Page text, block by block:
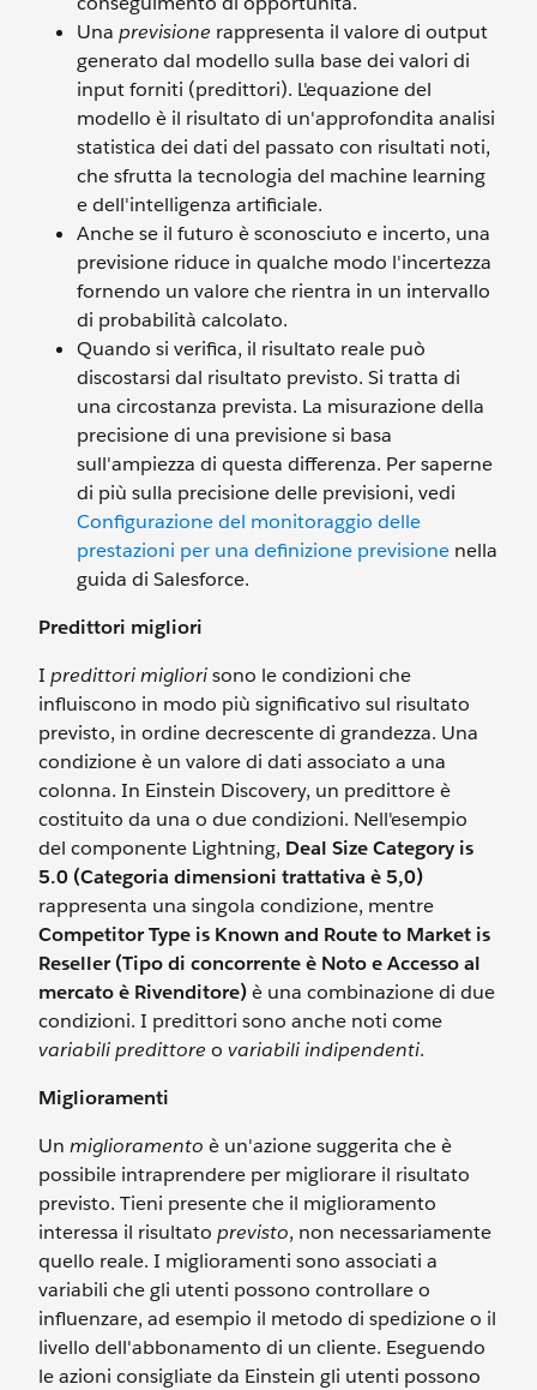
Una previsione rappresenta il valore di output
generato dal modello sulla base dei valori di
input forniti (predittori). L'equazione del
modello è il risultato di un'approfondita analisi
statistica dei dati del passato con risultati noti,
che sfrutta la tecnologia del machine learning
e dell'intelligenza artificiale.
Anche se il futuro è sconosciuto e incerto, una
previsione riduce in qualche modo l'incertezza
fornendo un valore che rientra in un intervallo
di probabilità calcolato.
Quando si verifica, il risultato reale può
discostarsi dal risultato previsto. Si tratta di
una circostanza prevista. La misurazione della
precisione di una previsione si basa
sull'ampiezza di questa differenza. Per saperne
di più sulla precisione delle previsioni, vedi
Configurazione del monitoraggio delle
prestazioni per una definizione previsione nella
guida di Salesforce.
Predittori migliori
I predittori migliorisono le condizioni che
influiscono in modo più significativo sul risultato
previsto, in ordine decrescente di grandezza. Una
condizione è un valore di dati associato a una
colonna. In Einstein Discovery, un predittore è
costituito da una o due condizioni. Nell'esempio
del componente Lightning, Deal Size Category is
5.0 (Categoria dimensioni trattativa è 5,0)
rappresenta una singola condizione, mentre
Competitor Type is Known and Route to Market is
Reseller (Tipo di concorrente è Noto e Accesso al
mercato è Rivenditore)è una combinazione di due
condizioni. I predittori sono anche noti come
variabili predittore o variabili indipendenti.
Miglioramenti
Un miglioramento è un'azione suggerita che è
possibile intraprendere per migliorare il risultato
previsto. Tieni presente che il miglioramento
interessa il risultato previsto, non necessariamente
quello reale. I miglioramenti sono associati a
variabili che gli utenti possono controllare o
influenzare, ad esempio il metodo di spedizione o il
livello dell'abbonamento di un cliente. Eseguendo
le azioni consigliate da Einstein gli utenti possono